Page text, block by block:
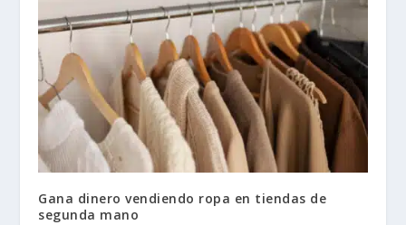
Gana dinero vendiendo ropa en tiendas de
segunda mano